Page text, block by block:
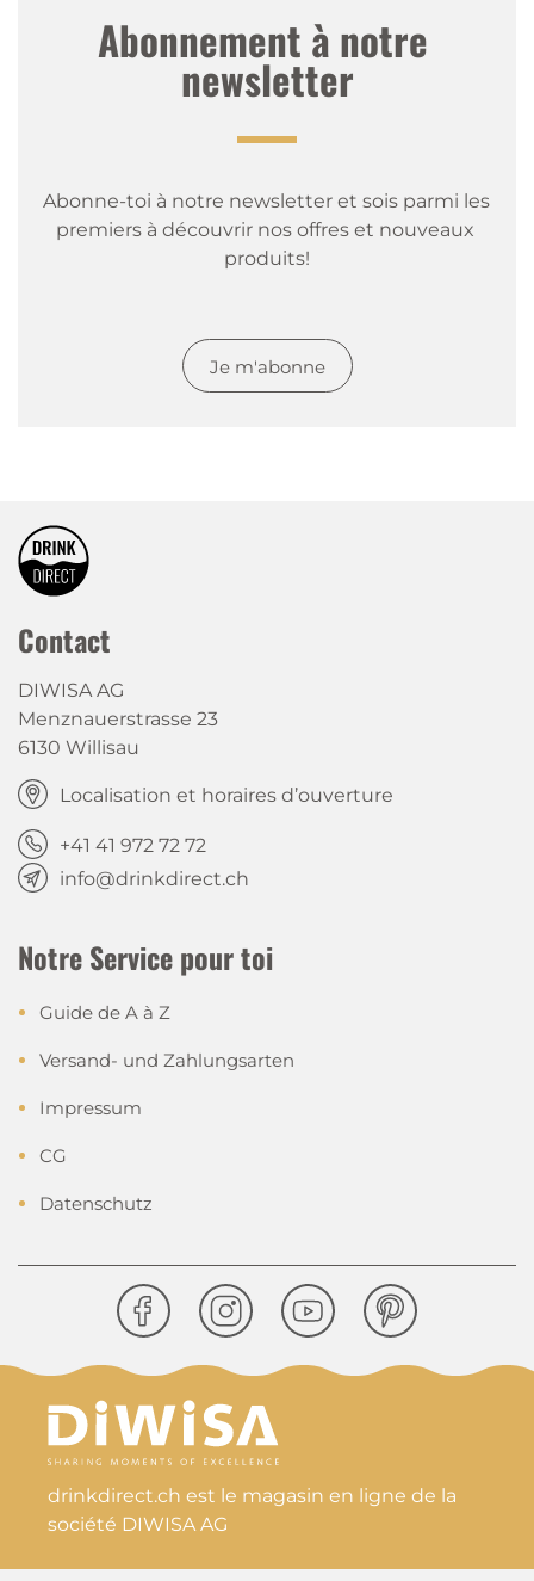
Abonnement à notre
newsletter
Abonne-toi à notre newsletter et sois parmi les
premiers à découvrir nos offres et nouveaux
produits!
Je m'abonne
Contact
DIWISA AG
Menznauerstrasse 23
6130 Willisau
Localisation et horaires d’ouverture
+41 41 972 72 72
info@drinkdirect.ch
Notre Service pour toi
Guide de A à Z
Versand- und Zahlungsarten
Impressum
CG
Datenschutz
drinkdirect.ch est le magasin en ligne de la
société DIWISA AG